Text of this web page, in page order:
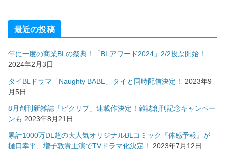
最近の投稿
年に一度の商業BLの祭典！「BLアワード2024」2/2投票開始！
2024年2月3日
タイBLドラマ「Naughty BABE」タイと同時配信決定！
2023年9
月5日
8月創刊新雑誌「ピクリブ」連載作決定！雑誌創刊記念キャンペー
ンも 2023年8月21日
累計1000万DL超の大人気オリジナルBLコミック『体感予報』が
樋口幸平、増子敦貴主演でTVドラマ化決定！
2023年7月12日